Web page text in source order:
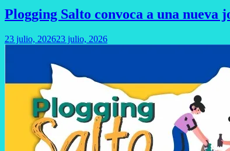
Plogging Salto convoca a una nueva
23 julio, 202623 julio, 2026